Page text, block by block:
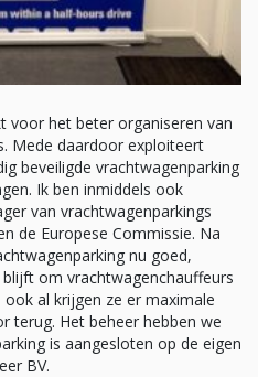
voor het beter organiseren van
Mede daardoor exploiteert
beveiligde vrachtwagenparking
Ik ben inmiddels ook
van vrachtwagenparkings
de Europese Commissie. Na
nu goed,
om vrachtwagenchauffeurs
al krijgen ze er maximale
terug. Het beheer hebben we
is aangesloten op de eigen
BV.